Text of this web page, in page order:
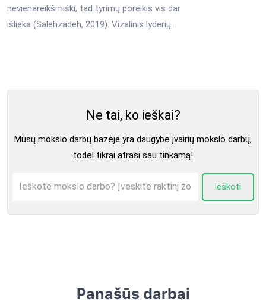
nevienareikšmiški, tad tyrimų poreikis vis dar
išlieka (Salehzadeh, 2019). Vizalinis lyderių...
Ne tai, ko ieškai?
Mūsų mokslo darbų bazėje yra daugybė įvairių mokslo darbų,
todėl tikrai atrasi sau tinkamą!
Ieškoti
Panašūs darbai